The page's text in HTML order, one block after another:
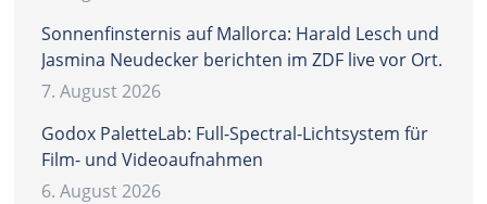
Sonnenfinsternis auf Mallorca: Harald Lesch und
Jasmina Neudecker berichten im ZDF live vor Ort.
7. August 2026
Godox PaletteLab: Full-Spectral-Lichtsystem für
Film- und Videoaufnahmen
6. August 2026